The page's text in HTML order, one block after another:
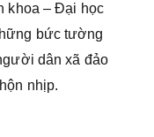
khoa – Đại học
bức tường
dân xã đảo
nhịp.